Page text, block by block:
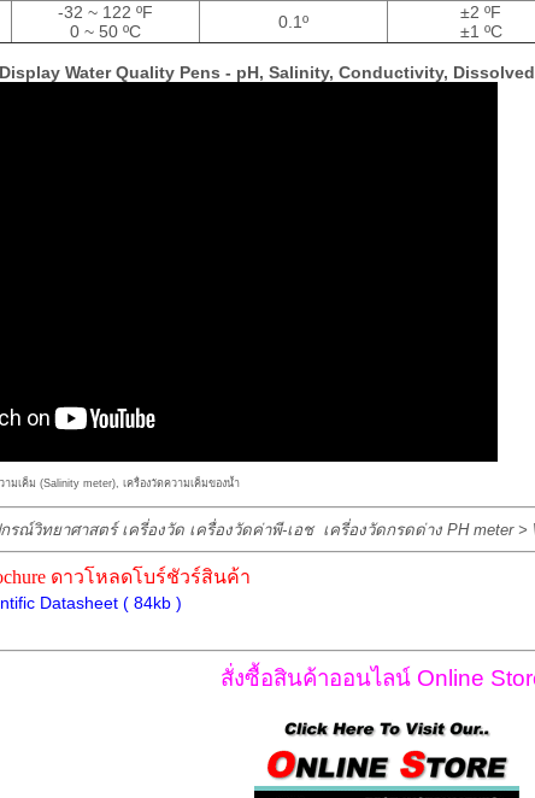
-32 ~ 122 ºF
0 ~ 50 ºC
0.1º
±2 ºF
±1 ºC
Water Quality Pens - pH, Salinity, Conductivity,
ณ์วิทยาศาสตร์ เครี่องวัด เครื่องวัดค่าพี-เอช เครี่องวัดกรดด่าง PH meter >
ดาวโหลดโบร์ชัวร์สินค้า
Datasheet ( 84kb )
สั่งซื้อสินค้าออนไลน์ Online